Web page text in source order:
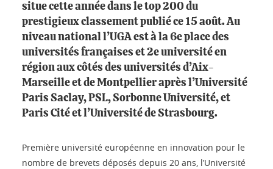
situe cette année dans le top 200 du
prestigieux classement publié ce 15 août. Au
niveau national l’UGA est à la 6e place des
universités françaises et 2e université en
région aux côtés des universités d’Aix-
Marseille et de Montpellier après l’Université
Paris Saclay, PSL, Sorbonne Université, et
Paris Cité et l’Université de Strasbourg.
Première université européenne en innovation pour le
nombre de brevets déposés depuis 20 ans, l’Université